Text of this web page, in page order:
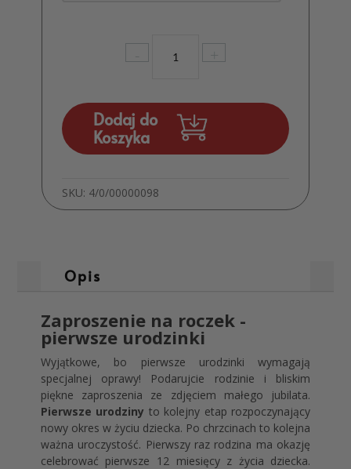
-
Zaproszenie
ze
zdjęciem
wzór
+
Dodaj do
Koszyka
SKU: 4/0/00000098
Opis
Zaproszenie na roczek -
pierwsze urodzinki
Wyjątkowe, bo pierwsze urodzinki wymagają
specjalnej oprawy! Podarujcie rodzinie i bliskim
piękne zaproszenia ze zdjęciem małego jubilata.
Pierwsze urodziny to kolejny etap rozpoczynający
nowy okres w życiu dziecka. Po chrzcinach to kolejna
ważna uroczystość. Pierwszy raz rodzina ma okazję
celebrować pierwsze 12 miesięcy z życia dziecka.